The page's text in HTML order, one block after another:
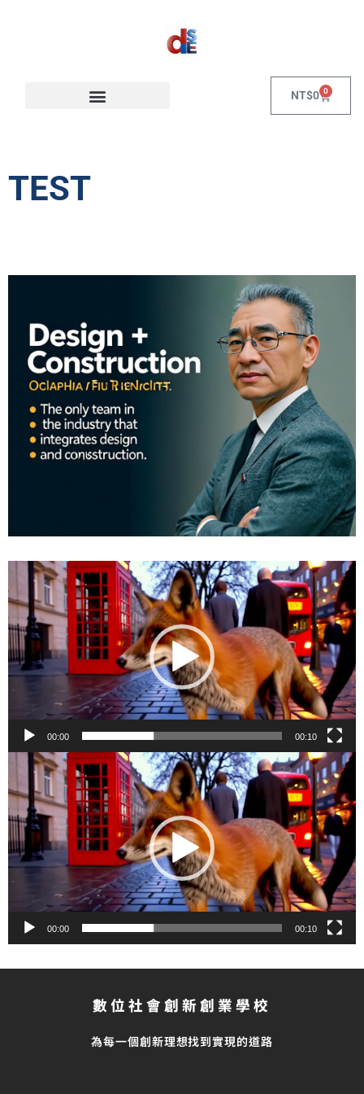
NT$0 0
TEST
訊
播
放
器
00:00 00:10
訊
播
放
器
00:00 00:10
數位社會創新創業學校
為每一個創新理想找到實現的道路